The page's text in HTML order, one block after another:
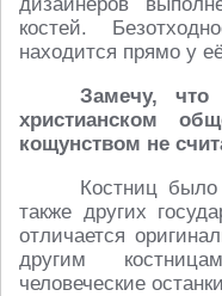
костей.
находится прямо у
Замечу,
христианском
кощунством не
Костниц
также других
отличается
другим
человеческие